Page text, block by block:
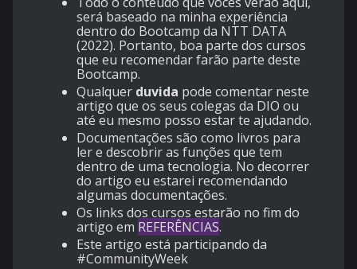
será baseado na minha experiência
dentro do Bootcamp da NTT DATA
(2022). Portanto, boa parte dos cursos
que eu recomendar farão parte deste
Bootcamp.
Qualquer duvida pode comentar neste
artigo que os seus colegas da DIO ou
até eu mesmo posso estar te ajudando.
Documentações são como livros para
ler e descobrir as funções que tem
dentro de uma tecnologia. No decorrer
do artigo eu estarei recomendando
algumas documentações.
Os links dos cursos estarão no fim do
artigo em REFERÊNCIAS.
Este artigo está participando da
#CommunityWeek